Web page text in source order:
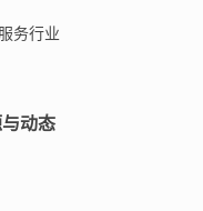
务行业
动态